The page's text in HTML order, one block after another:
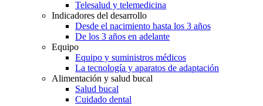
Telesalud y telemedicina
Indicadores del desarrollo
Desde el nacimiento hasta los 3 años
De los 3 años en adelante
Equipo
Equipo y suministros médicos
La tecnología y aparatos de adaptación
Alimentación y salud bucal
Salud bucal
Cuidado dental